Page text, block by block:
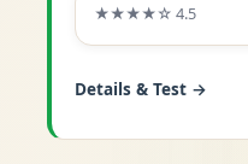
★★★★☆ 4.5
Details & Test →